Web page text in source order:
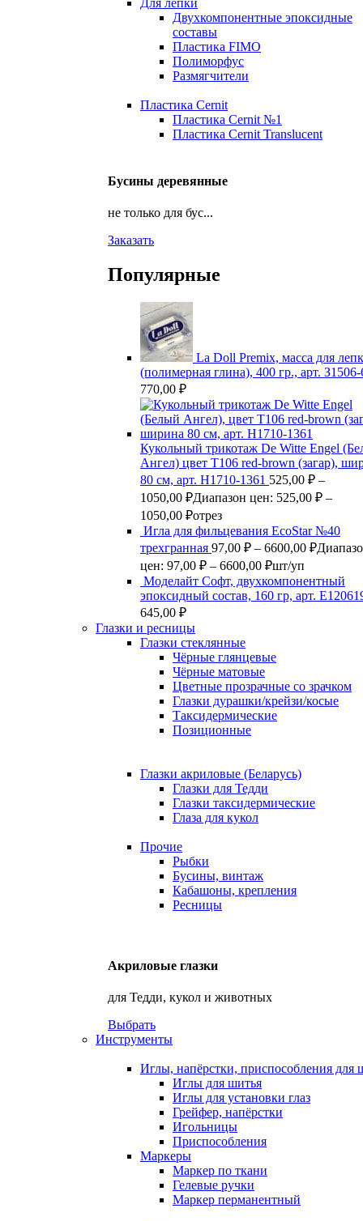
Для лепки
Двухкомпонентные эпоксидные
составы
Пластика FIMO
Полиморфус
Размягчители
Пластика Cernit
Пластика Cernit №1
Пластика Cernit Translucent
Бусины деревянные
не только для бус...
Заказать
Популярные
La Doll Premix, масса для
(полимерная глина), 400 гр., арт.
770,00 ₽
Кукольный трикотаж De Witte Engel
Ангел) цвет Т106 red-brown (загар),
80 см, арт. Н1710-1361 525,00 ₽ –
1050,00 ₽Диапазон цен: 525,00 ₽ –
1050,00 ₽отрез
Игла для фильцевания EcoStar №40
трехгранная 97,00 ₽ – 6600,00 ₽
цен: 97,00 ₽ – 6600,00 ₽шт/уп
Моделайт Софт, двухкомпонентный
эпоксидный состав, 160 гр, арт.
645,00 ₽
Глазки и ресницы
Глазки стеклянные
Чёрные глянцевые
Чёрные матовые
Цветные прозрачные со зрачком
Глазки дурашки/крейзи/косые
Таксидермические
Позиционные
Глазки акриловые (Беларусь)
Глазки для Тедди
Глазки таксидермические
Глаза для кукол
Прочие
Рыбки
Бусины, винтаж
Кабашоны, крепления
Ресницы
Акриловые глазки
для Тедди, кукол и животных
Выбрать
Инструменты
Иглы, напёрстки, приспособления для
Иглы для шитья
Иглы для установки глаз
Грейфер, напёрстки
Игольницы
Приспособления
Маркеры
Маркер по ткани
Гелевые ручки
Маркер перманентный